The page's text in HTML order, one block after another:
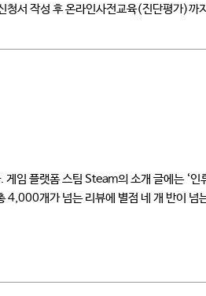
성 후 온라인사전교육(진단평가)까지
임 플랫폼 스팀 Steam의 소개 글에는 ‘
4,000개가 넘는 리뷰에 별점 네 개 반이 넘